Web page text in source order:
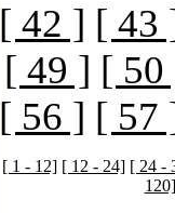
[ 42 ] [ 43
[ 49 ] [ 50
[ 56 ] [ 57
[ 1 - 12] [ 12 - 24] [ 24 -
120]